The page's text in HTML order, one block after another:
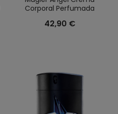
Corporal Perfumada
42,90 €